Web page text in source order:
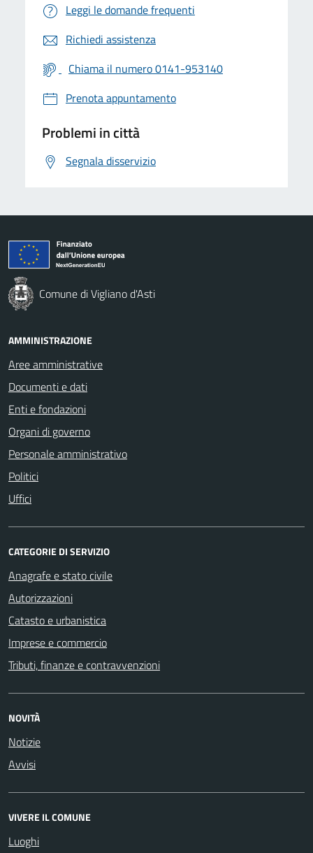
Leggi le domande frequenti
Richiedi assistenza
Chiama il numero 0141-953140
Prenota appuntamento
Problemi in città
Segnala disservizio
Comune di Vigliano d'Asti
AMMINISTRAZIONE
Aree amministrative
Documenti e dati
Enti e fondazioni
Organi di governo
Personale amministrativo
Politici
Uffici
CATEGORIE DI SERVIZIO
Anagrafe e stato civile
Autorizzazioni
Catasto e urbanistica
Imprese e commercio
Tributi, finanze e contravvenzioni
NOVITÀ
Notizie
Avvisi
VIVERE IL COMUNE
Luoghi